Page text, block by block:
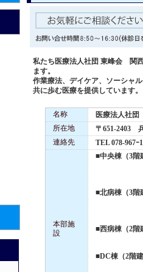
私たち医療法人社団 東峰会 関
ます。
作業療法、デイケア、ソーシャ
共に歩む医療を提供しています。
名称
医療法人社
所在地
〒651-2403
連絡先
TEL 078-967ｰ
本部施
設
■中央棟（3階
■北病棟（3階
■西病棟（2階
■DC棟（2階